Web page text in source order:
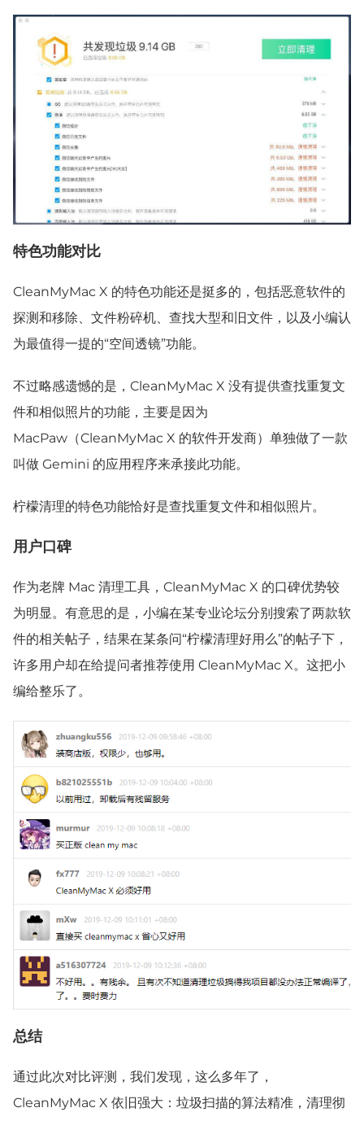
特色功能对比
CleanMyMac X 的特色功能还是挺多的，包括恶意软件的
探测和移除、文件粉碎机、查找大型和旧文件，以及小编认
为最值得一提的“空间透镜”功能。
不过略感遗憾的是，CleanMyMac X 没有提供查找重复文
件和相似照片的功能，主要是因为
MacPaw（CleanMyMac X 的软件开发商）单独做了一款
叫做 Gemini 的应用程序来承接此功能。
柠檬清理的特色功能恰好是查找重复文件和相似照片。
用户口碑
作为老牌 Mac 清理工具，CleanMyMac X 的口碑优势较
为明显。有意思的是，小编在某专业论坛分别搜索了两款软
件的相关帖子，结果在某条问“柠檬清理好用么”的帖子下，
许多用户却在给提问者推荐使用 CleanMyMac X。这把小
编给整乐了。
总结
通过此次对比评测，我们发现，这么多年了，
CleanMyMac X 依旧强大：垃圾扫描的算法精准，清理彻